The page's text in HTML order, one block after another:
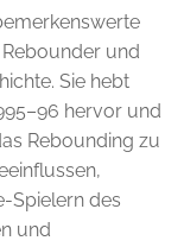
und
Sie hebt
hervor und
Rebounding zu
Spielern des
und